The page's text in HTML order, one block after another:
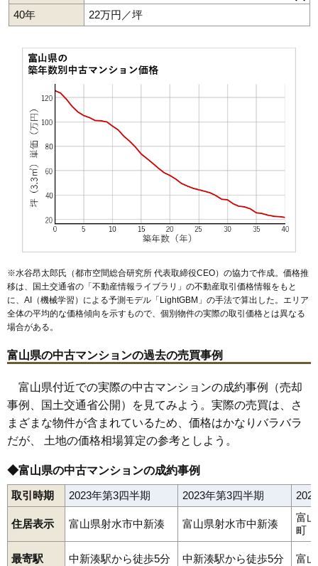
40年 22万円／坪
※水谷昂太郎氏（都市空間総合研究所 代表取締役CEO）の協力で作成。価格推
移は、国土交通省の「 不動産情報ライブラリ 」の不動産取引価格情報をもと
に、AI（機械学習）による予測モデル「LightGBM」の手法で算出した。エリア
全体の平均的な価格傾向を示すもので、個別物件の実際の取引価格とは異なる
場合がある。
富山県の中古マンションの過去の売買事例
富山県付近での実際の中古マンションの成約事例（売却
事例、国土交通省公開）を見てみよう。実際の売買は、さ
まざまな物件が含まれているため、価格はかなりバラバラ
だが、 土地の価格相場算定の参考としよう。
◆富山県の中古マンションの成約事例
取引時期 2023年第3四半期 2023年第3四半期
住居表示 富山県射水市中新湊 富山県射水市中新湊
富
町
最寄駅 中新湊駅から徒歩5分 中新湊駅から徒歩5分 富
富山市